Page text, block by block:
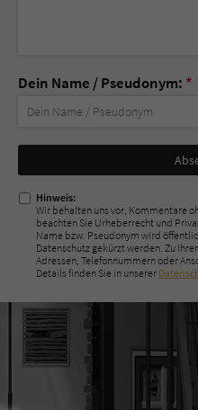
Dein Name / Pseudonym: *
Nicht
ausfüllen!
Hinweis:
Wir behalten uns vor, Kommentare
beachten Sie Urheberrecht und
Name bzw. Pseudonym wird
Datenschutz gekürzt werden. Zu
Adressen, Telefonnummern oder
Details finden Sie in unserer